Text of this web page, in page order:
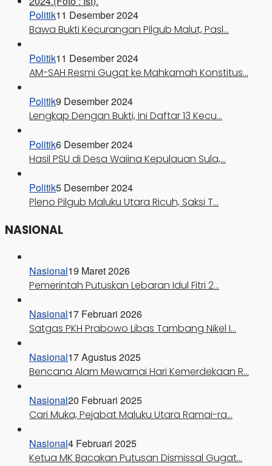
Politik11 Desember 2024
Bawa Bukti Kecurangan Pilgub Malut, Pasl…
Politik11 Desember 2024
AM-SAH Resmi Gugat ke Mahkamah Konstitus…
Politik9 Desember 2024
Lengkap Dengan Bukti, Ini Daftar 13 Kecu…
Politik6 Desember 2024
Hasil PSU di Desa Waiina Kepulauan Sula,…
Politik5 Desember 2024
Pleno Pilgub Maluku Utara Ricuh, Saksi T…
NASIONAL
Nasional19 Maret 2026
Pemerintah Putuskan Lebaran Idul Fitri 2…
Nasional17 Februari 2026
Satgas PKH Prabowo Libas Tambang Nikel I…
Nasional17 Agustus 2025
Bencana Alam Mewarnai Hari Kemerdekaan R…
Nasional20 Februari 2025
Cari Muka, Pejabat Maluku Utara Ramai-ra…
Nasional4 Februari 2025
Ketua MK Bacakan Putusan Dismissal Gugat…